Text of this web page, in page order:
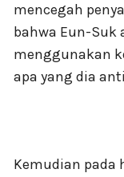
mencegah
bahwa Eun-
menggunakan
apa yang dia
Kemudian pada